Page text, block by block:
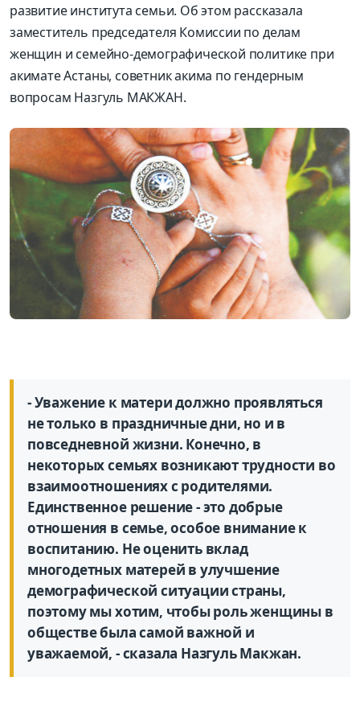
развитие института семьи. Об этом рассказала
заместитель председателя Комиссии по делам
женщин и семейно-демографической политике при
акимате Астаны, советник акима по гендерным
вопросам Наз­гуль МАКЖАН.
- Уважение к матери должно проявляться
не только в праздничные дни, но и в
повседневной жизни. Конечно, в
некоторых семьях возникают трудности во
взаимоотношениях с родителями.
Единственное решение - это добрые
отношения в семье, особое внимание к
воспитанию. Не оценить вклад
многодетных матерей в улучшение
демографической ситуации страны,
поэтому мы хотим, чтобы роль женщины в
обществе была самой важной и
уважаемой, - сказала Назгуль Макжан.